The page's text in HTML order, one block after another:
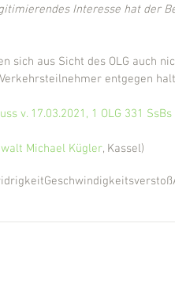
Interesse hat der
sich aus Sicht des OLG auch
entgegen
v. 17.03.2021, 1 OLG 331
Michael Kügler, Kassel)
Geschwindigkeitsverstoß